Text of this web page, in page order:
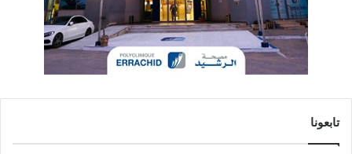
تابعونا